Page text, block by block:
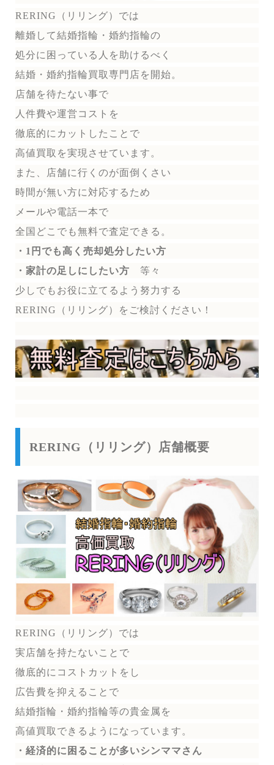
RERING（リリング） では
離婚して結婚指輪・婚約指輪の
処分に困っている人を助けるべく
結婚・婚約指輪買取専門店を開始。
店舗を待たない事で
人件費や運営コストを
徹底的にカットしたことで
高値買取を実現させています。
また、店舗に行くのが面倒くさい
時間が無い方に対応するため
メールや電話一本で
全国どこでも無料で査定できる。
・1円でも高く売却処分したい方
・家計の足しにしたい方 等々
少しでもお役に立てるよう努力する
RERING（リリング）を ご検討ください！
RERING（リリング）店舗概要
RERING（リリング）では
実店舗を持たないことで
徹底的にコストカットをし
広告費を抑えることで
結婚指輪・婚約指輪等の貴金属を
高値買取できるようになっています。
・経済的に困ることが多いシンママさん